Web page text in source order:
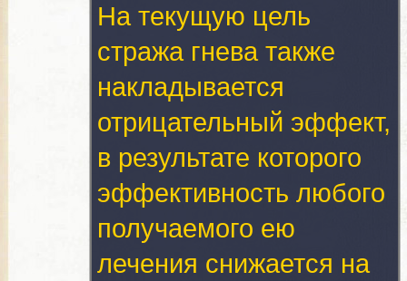
На текущую цель
стража гнева также
накладывается
отрицательный эффект,
в результате которого
эффективность любого
получаемого ею
лечения снижается на